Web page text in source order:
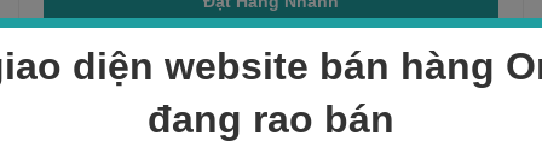
Sản phẩm bán chạy
diện website bán hàng
đang rao bán